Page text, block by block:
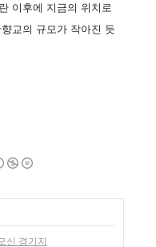
이후에 지금의 위치로
교의 규모가 작아진 듯
신 경기지